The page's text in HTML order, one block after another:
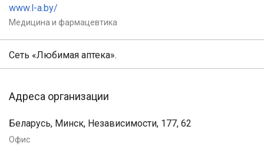
www.l-a.by/
Медицина и фармацевтика
Сеть «Любимая аптека».
Адреса организации
Беларусь, Минск, Независимости, 177, 62
Офис